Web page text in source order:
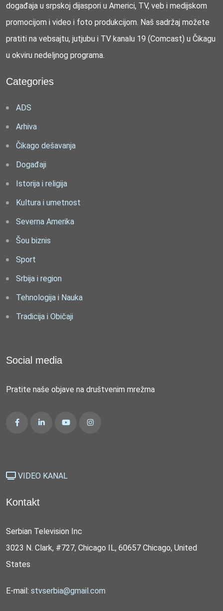
događaja u srpskoj dijaspori u Americi, TV, veb i medijskom
promocijom i video i foto produkcijom. Naš sadržaj možete
pratiti na vebsajtu, jutjubu i TV kanalu 19 (Comcast) u Čikagu
u okviru nedeljnog programa.
Categories
ADS
Arhiva
Čikago dešavanja
Događaji
Istorija i religija
Kultura i umetnost
Severna Amerika
Šou biznis
Sport
Srbija i region
Tehnologija i Nauka
Tradicija i Običaji
Social media
Pratite naše objave na društvenim mrežma
VIDEO KANAL
Kontakt
Serbian Television Inc
3023 N. Clark, #727, Chicago IL, 60657 Chicago, United
States
E-mail: stvserbia@gmail.com